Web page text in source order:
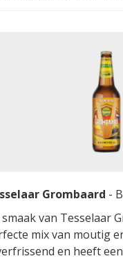
Grombaard -
smaak van Tesselaar
mix van moutig
en heeft